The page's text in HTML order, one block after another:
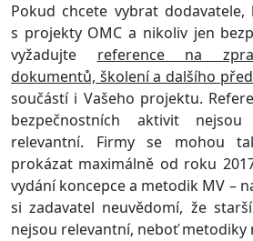
Pokud chcete vybrat
s projekty OMC a nikoliv jen
vyžadujte reference na
dokumentů, školení a dalšího
součástí i Vašeho projektu.
bezpečnostních aktivit
relevantní. Firmy se mohou
prokázat maximálně od roku
vydání koncepce a metodik MV –
si zadavatel neuvědomí, že
nejsou relevantní, neboť metodiky